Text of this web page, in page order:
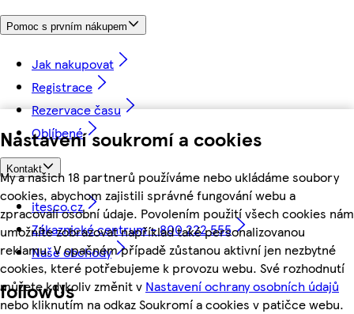
Nastavení soukromí a cookies
My a našich 18 partnerů používáme nebo ukládáme soubory
cookies, abychom zajistili správné fungování webu a
zpracovali osobní údaje. Povolením použití všech cookies nám
umožníte zobrazovat například také personalizovanou
reklamu. V opačném případě zůstanou aktivní jen nezbytné
cookies, které potřebujeme k provozu webu. Své rozhodnutí
můžete kdykoliv změnit v Nastavení ochrany osobních údajů
nebo kliknutím na odkaz Soukromí a cookies v patičce webu.
Pomoc s prvním nákupem
Jak nakupovat
Registrace
Rezervace času
Oblíbené
Kontakt
itesco.cz
Zákaznické centrum - 800 222 555
Naše obchody
followUs